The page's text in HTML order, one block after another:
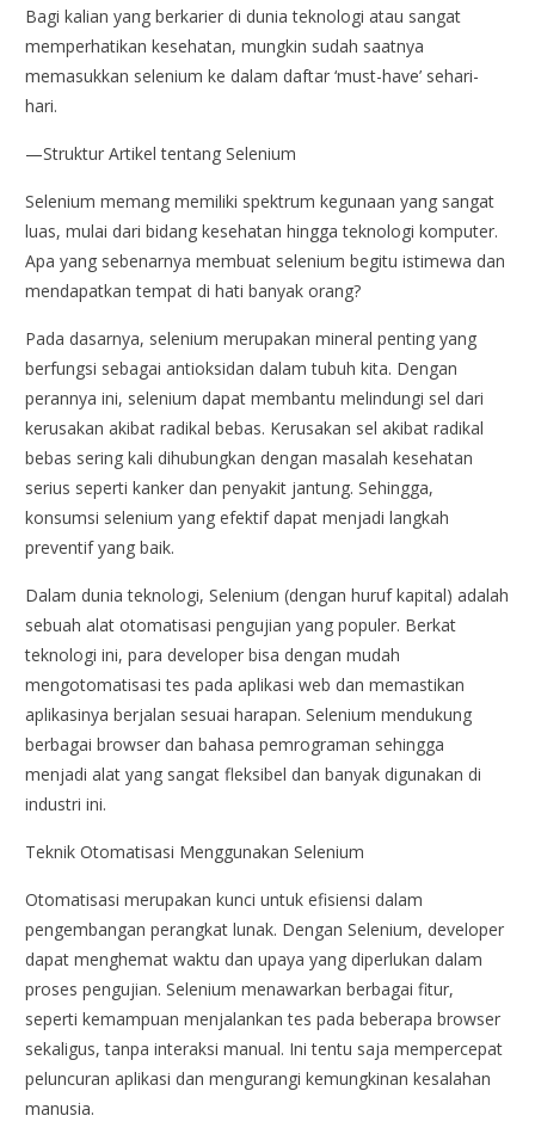
Bagi kalian yang berkarier di dunia teknologi atau sangat
memperhatikan kesehatan, mungkin sudah saatnya
memasukkan selenium ke dalam daftar ‘must-have’ sehari-
hari.
—Struktur Artikel tentang Selenium
Selenium memang memiliki spektrum kegunaan yang sangat
luas, mulai dari bidang kesehatan hingga teknologi komputer.
Apa yang sebenarnya membuat selenium begitu istimewa dan
mendapatkan tempat di hati banyak orang?
Pada dasarnya, selenium merupakan mineral penting yang
berfungsi sebagai antioksidan dalam tubuh kita. Dengan
perannya ini, selenium dapat membantu melindungi sel dari
kerusakan akibat radikal bebas. Kerusakan sel akibat radikal
bebas sering kali dihubungkan dengan masalah kesehatan
serius seperti kanker dan penyakit jantung. Sehingga,
konsumsi selenium yang efektif dapat menjadi langkah
preventif yang baik.
Dalam dunia teknologi, Selenium (dengan huruf kapital) adalah
sebuah alat otomatisasi pengujian yang populer. Berkat
teknologi ini, para developer bisa dengan mudah
mengotomatisasi tes pada aplikasi web dan memastikan
aplikasinya berjalan sesuai harapan. Selenium mendukung
berbagai browser dan bahasa pemrograman sehingga
menjadi alat yang sangat fleksibel dan banyak digunakan di
industri ini.
Teknik Otomatisasi Menggunakan Selenium
Otomatisasi merupakan kunci untuk efisiensi dalam
pengembangan perangkat lunak. Dengan Selenium, developer
dapat menghemat waktu dan upaya yang diperlukan dalam
proses pengujian. Selenium menawarkan berbagai fitur,
seperti kemampuan menjalankan tes pada beberapa browser
sekaligus, tanpa interaksi manual. Ini tentu saja mempercepat
peluncuran aplikasi dan mengurangi kemungkinan kesalahan
manusia.